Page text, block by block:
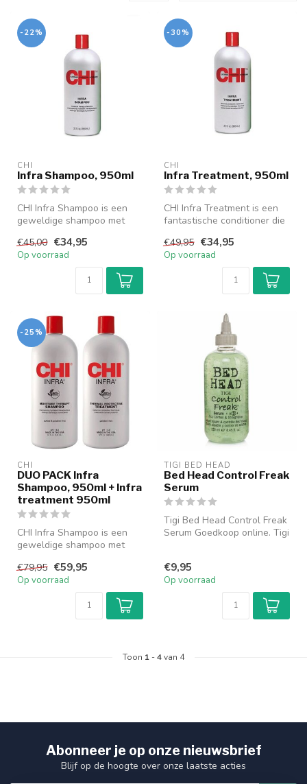
-22%
CHI
Infra Shampoo, 950ml
CHI Infra Shampoo is een
geweldige shampoo met
verzorgende w...
€45,00 €34,95
Op voorraad
-30%
CHI
Infra Treatment, 950ml
CHI Infra Treatment is een
fantastische conditioner die
€49,95 €34,95
Op voorraad
-25%
CHI
DUO PACK Infra
Shampoo, 950ml + Infra
treatment 950ml
CHI Infra Shampoo is een
geweldige shampoo met
verzorgende w...
€79,95 €59,95
Op voorraad
TIGI BED HEAD
Bed Head Control Freak
Serum
Tigi Bed Head Control Freak
Serum Goedkoop online. Tigi
€9,95
Op voorraad
Toon 1 -4van 4
Abonneer je op onze nieuwsbrief
Blijf op de hoogte over onze laatste acties